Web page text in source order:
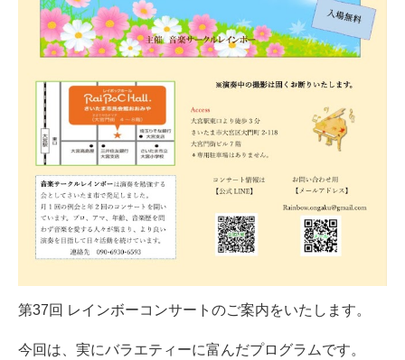
第37回 レインボーコンサートのご案内をいたします。
今回は、実にバラエティーに富んだプログラムです。